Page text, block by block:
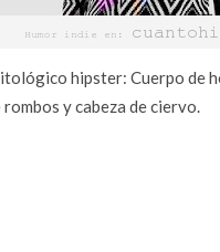
hipster: Cuerpo de
rombos y cabeza de ciervo.